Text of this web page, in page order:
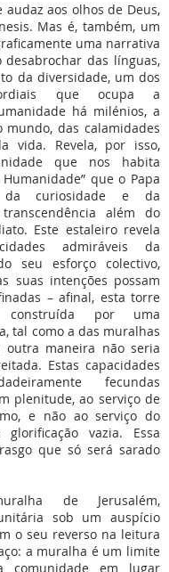
aos olhos de Deus,
Mas é, também, um
uma narrativa
desabrochar das línguas,
da diversidade, um dos
que ocupa a
há milénios, a
das calamidades
vida. Revela, por isso,
que nos habita
que o Papa
da curiosidade e da
além do
Este estaleiro revela
admiráveis da
seu esforço colectivo,
suas intenções possam
– afinal, esta torre
construída por uma
tal como a das muralhas
outra maneira não seria
Estas capacidades
fecundas
plenitude, ao serviço de
e não ao serviço do
vazia. Essa
que só será sarado
de Jerusalém,
sob um auspício
o seu reverso na leitura
a muralha é um limite
comunidade em lugar